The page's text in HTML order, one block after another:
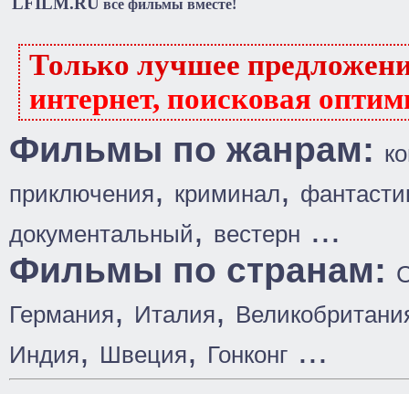
все фильмы вместе!
Только лучшее
интернет, поисковая
Фильмы по жанрам:
приключения, криминал,
документальный, вестерн ...
Фильмы по странам:
Германия, Италия,
Индия, Швеция, Гонконг ...